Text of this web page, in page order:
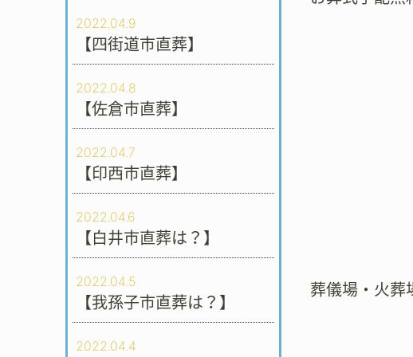
2022.04.9
【四街道市直葬】
2022.04.8
【佐倉市直葬】
2022.04.7
【印西市直葬】
2022.04.6
【白井市直葬は？】
2022.04.5
【我孫子市直葬は？】
2022.04.4
葬儀場・火葬